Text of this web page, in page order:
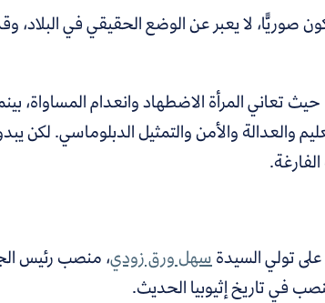
صوريًّا، لا يعبر عن الوضع الحقيقي في البلاد،
حيث تعاني المرأة الاضطهاد وانعدام المساواة،
والعدالة والأمن والتمثيل الدبلوماسي. لكن
تولي السيدةسهل ورق زودي، منصب رئيس
في تاريخ إثيوبيا الحديث.